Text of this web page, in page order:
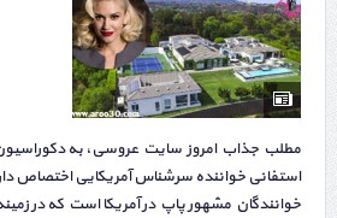
مطلب جذاب امروز سایت عروسی، به
استفانی خواننده سرشناس آمریکایی اختصاص
خوانندگان مشهور پاپ در آمریکا است که در